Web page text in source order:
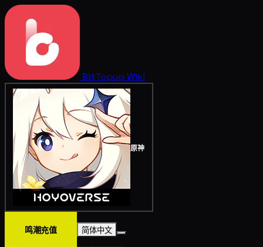
BitTopup Wiki
原神
鸣潮充值 简体中文